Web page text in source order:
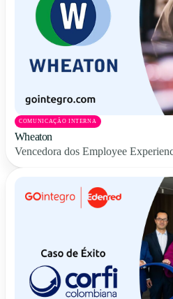
COMUNICAÇÃO INTERNA
Wheaton
Vencedora dos Employee